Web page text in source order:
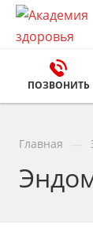
ПОЗВОНИТЬ
Главная